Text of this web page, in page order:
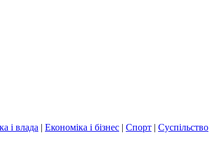
і влада | Економіка і бізнес | Спорт | Суспільство